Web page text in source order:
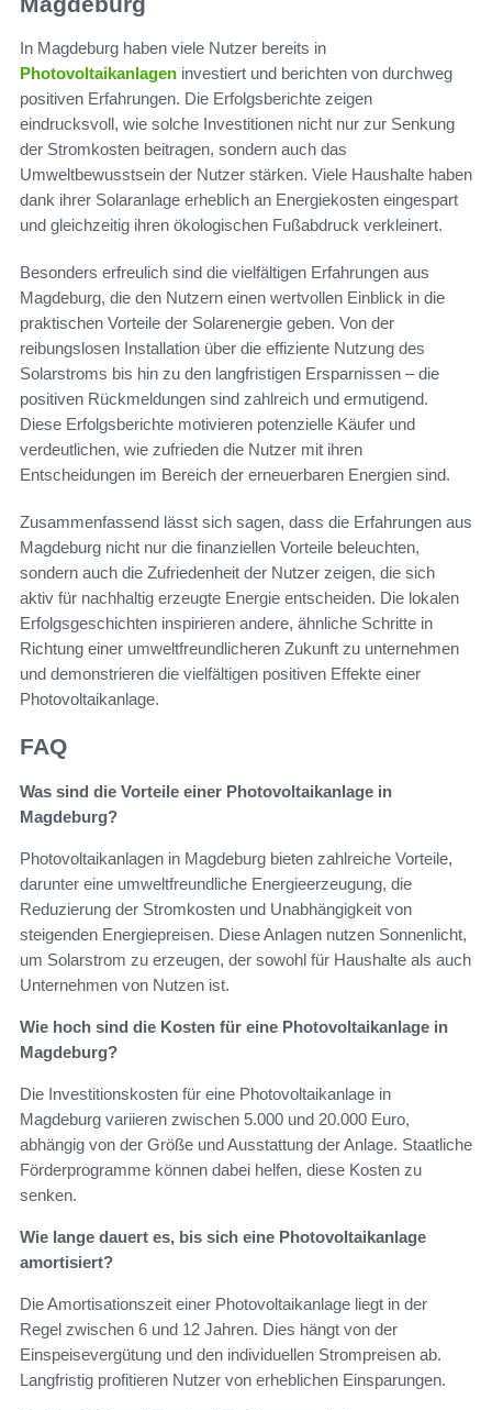
In Magdeburg haben viele Nutzer bereits in
Photovoltaikanlagen investiert und berichten von durchweg
positiven Erfahrungen. Die Erfolgsberichte zeigen
eindrucksvoll, wie solche Investitionen nicht nur zur Senkung
der Stromkosten beitragen, sondern auch das
Umweltbewusstsein der Nutzer stärken. Viele Haushalte haben
dank ihrer Solaranlage erheblich an Energiekosten eingespart
und gleichzeitig ihren ökologischen Fußabdruck verkleinert.
Besonders erfreulich sind die vielfältigen Erfahrungen aus
Magdeburg, die den Nutzern einen wertvollen Einblick in die
praktischen Vorteile der Solarenergie geben. Von der
reibungslosen Installation über die effiziente Nutzung des
Solarstroms bis hin zu den langfristigen Ersparnissen – die
positiven Rückmeldungen sind zahlreich und ermutigend.
Diese Erfolgsberichte motivieren potenzielle Käufer und
verdeutlichen, wie zufrieden die Nutzer mit ihren
Entscheidungen im Bereich der erneuerbaren Energien sind.
Zusammenfassend lässt sich sagen, dass die Erfahrungen aus
Magdeburg nicht nur die finanziellen Vorteile beleuchten,
sondern auch die Zufriedenheit der Nutzer zeigen, die sich
aktiv für nachhaltig erzeugte Energie entscheiden. Die lokalen
Erfolgsgeschichten inspirieren andere, ähnliche Schritte in
Richtung einer umweltfreundlicheren Zukunft zu unternehmen
und demonstrieren die vielfältigen positiven Effekte einer
Photovoltaikanlage.
FAQ
Was sind die Vorteile einer Photovoltaikanlage in
Magdeburg?
Photovoltaikanlagen in Magdeburg bieten zahlreiche Vorteile,
darunter eine umweltfreundliche Energieerzeugung, die
Reduzierung der Stromkosten und Unabhängigkeit von
steigenden Energiepreisen. Diese Anlagen nutzen Sonnenlicht,
um Solarstrom zu erzeugen, der sowohl für Haushalte als auch
Unternehmen von Nutzen ist.
Wie hoch sind die Kosten für eine Photovoltaikanlage in
Magdeburg?
Die Investitionskosten für eine Photovoltaikanlage in
Magdeburg variieren zwischen 5.000 und 20.000 Euro,
abhängig von der Größe und Ausstattung der Anlage. Staatliche
Förderprogramme können dabei helfen, diese Kosten zu
senken.
Wie lange dauert es, bis sich eine Photovoltaikanlage
amortisiert?
Die Amortisationszeit einer Photovoltaikanlage liegt in der
Regel zwischen 6 und 12 Jahren. Dies hängt von der
Einspeisevergütung und den individuellen Strompreisen ab.
Langfristig profitieren Nutzer von erheblichen Einsparungen.